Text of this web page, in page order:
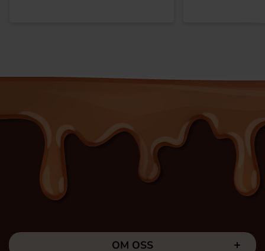
OM OSS